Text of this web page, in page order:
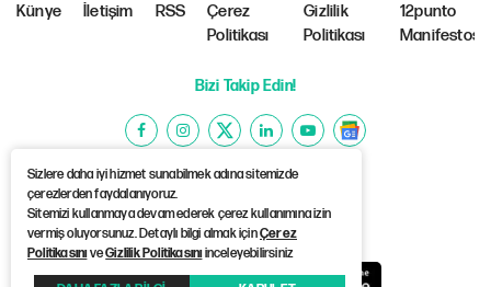
Sizlere daha iyi hizmet sunabilmek adına sitemizde
çerezlerden faydalanıyoruz.
Sitemizi kullanmaya devam ederek çerez kullanımına izin
vermiş oluyorsunuz. Detaylı bilgi almak içinÇerez
PolitikasınıveGizlilik Politikasınıinceleyebilirsiniz
Künye İletişim RSS
Çerez
Politikası
Gizlilik
Politikası
12punto
Manifestosu
Bizi Takip Edin!
©Copyright 2026 12punto